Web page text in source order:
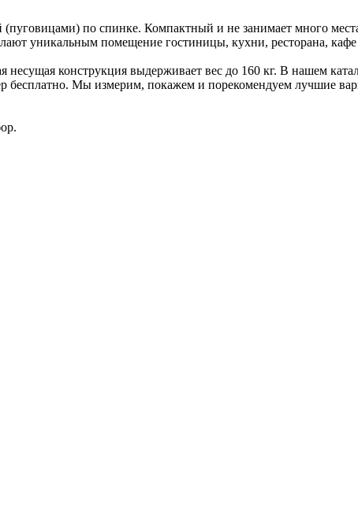
(пуговицами) по спинке. Компактный и не занимает много
уникальным помещение гостиницы, кухни, ресторана, кафе
конструкция выдерживает вес до 160 кг. В нашем
Мы измерим, покажем и порекомендуем лучшие